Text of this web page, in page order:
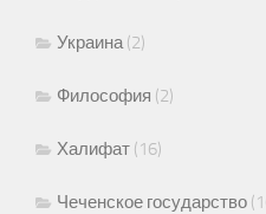
Украина(2)
Философия (2)
Халифат (16)
Чеченское государство